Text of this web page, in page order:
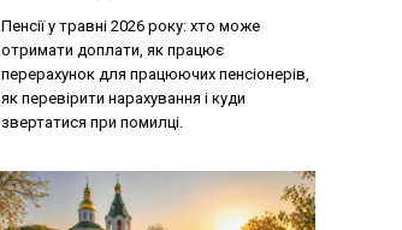
Пенсії у травні 2026 року: хто може
отримати доплати, як працює
перерахунок для працюючих пенсіонерів,
як перевірити нарахування і куди
звертатися при помилці.